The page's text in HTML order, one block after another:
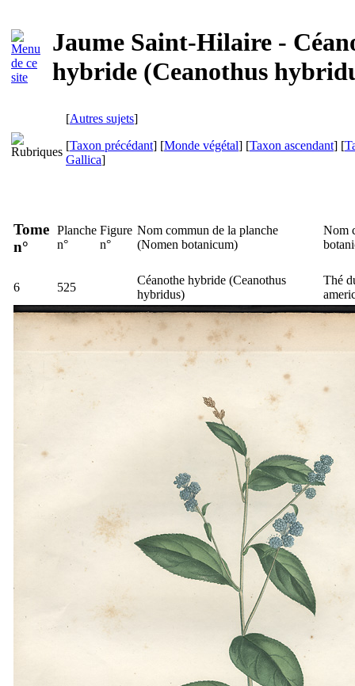
Jaume Saint-Hilaire -
hybride (Ceanothus
[Autres sujets]
[Taxon précédant] [Monde végétal] [Taxon ascendant] [
Gallica]
Tome
n°
Planche
n°
Figure
n°
Nom commun de la planche
(Nomen botanicum)
Nom
6 525
Céanothe hybride (Ceanothus
hybridus)
Thé